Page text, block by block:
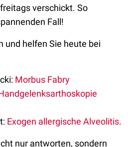
verschickt. So
Fall!
und helfen Sie heute bei
Morbus Fabry
Exogen allergische Alveolitis.
nur antworten, sondern